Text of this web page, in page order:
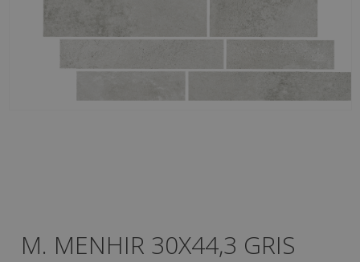
M. MENHIR 30X44,3 GRIS